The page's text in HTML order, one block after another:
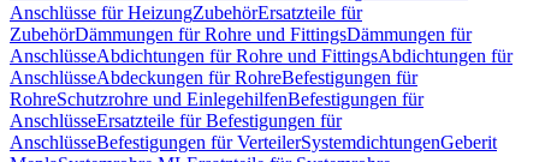
Anschlüsse für HeizungZubehörErsatzteile für
ZubehörDämmungen für Rohre und FittingsDämmungen für
AnschlüsseAbdichtungen für Rohre und FittingsAbdichtungen für
AnschlüsseAbdeckungen für RohreBefestigungen für
RohreSchutzrohre und EinlegehilfenBefestigungen für
AnschlüsseErsatzteile für Befestigungen für
AnschlüsseBefestigungen für VerteilerSystemdichtungenGeberit